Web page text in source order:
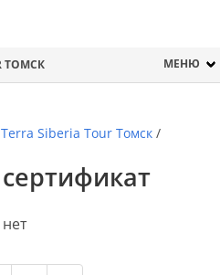
ТОМСК МЕНЮ
Siberia Tour Томск /